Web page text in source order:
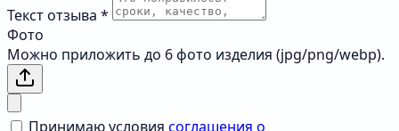
Текст отзыва *
Фото
Можно приложить до 6 фото изделия (jpg/png/webp).
Принимаю условия соглашения о